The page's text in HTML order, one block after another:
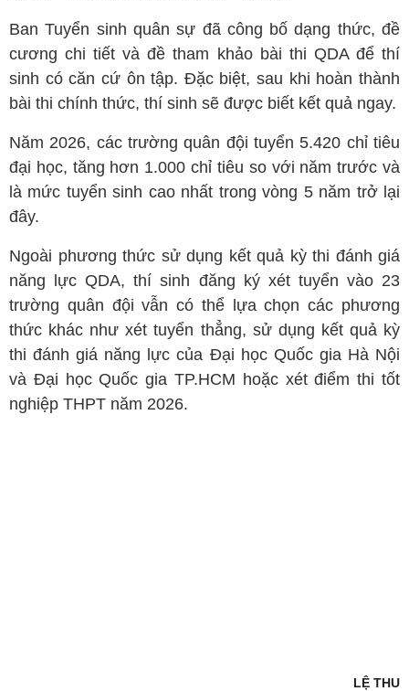
Ban Tuyển sinh quân sự đã công bố dạng thức, đề
cương chi tiết và đề tham khảo bài thi QDA để thí
sinh có căn cứ ôn tập. Đặc biệt, sau khi hoàn thành
bài thi chính thức, thí sinh sẽ được biết kết quả ngay.
Năm 2026, các trường quân đội tuyển 5.420 chỉ tiêu
đại học, tăng hơn 1.000 chỉ tiêu so với năm trước và
là mức tuyển sinh cao nhất trong vòng 5 năm trở lại
đây.
Ngoài phương thức sử dụng kết quả kỳ thi đánh giá
năng lực QDA, thí sinh đăng ký xét tuyển vào 23
trường quân đội vẫn có thể lựa chọn các phương
thức khác như xét tuyển thẳng, sử dụng kết quả kỳ
thi đánh giá năng lực của Đại học Quốc gia Hà Nội
và Đại học Quốc gia TP.HCM hoặc xét điểm thi tốt
nghiệp THPT năm 2026.
LỆ THU